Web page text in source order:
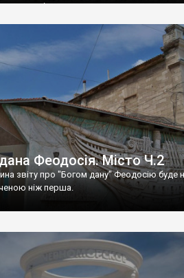
цього літа.
Феодосія. Місто Ч.2
звіту про "Богом дану" Феодосію буде
ніж перша.